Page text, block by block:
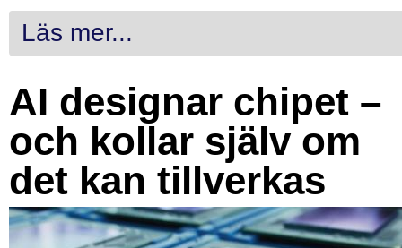
Läs mer...
AI designar chipet –
och kollar själv om
det kan tillverkas